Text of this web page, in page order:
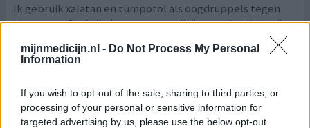
mijnmedicijn.nl - Do Not Process My Personal
Information
If you wish to opt-out of the sale, sharing to third parties, or
processing of your personal or sensitive information for
targeted advertising by us, please use the below opt-out
Ik gebruik xalatan en tumpotol als oogdruppels tegen
glaucoom. Sinds ik deze twee medicijnen gebruik is mijn
oogdruk mooi laag. Wel heb ik sinds ik deze medicijnen
gebruik met eneige regelmaat langdurige periode (2 a 3
koorsrtig gevoel. Te weinig om je echt ziek te[lees
meer...]